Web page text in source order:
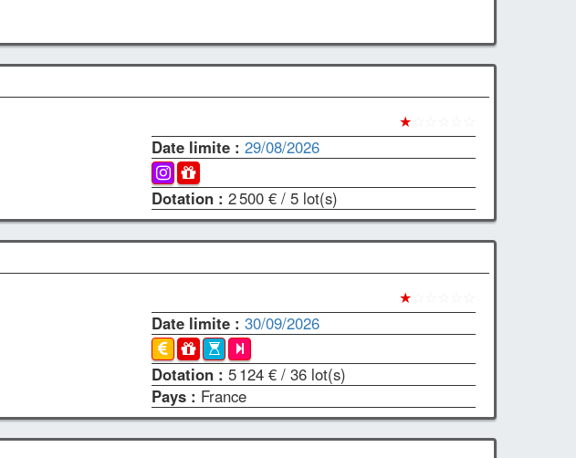
★
Date limite :29/08/2026
Dotation :2 500 € / 5 lot(s)
★
Date limite :30/09/2026
Dotation :5 124 € / 36 lot(s)
Pays : France